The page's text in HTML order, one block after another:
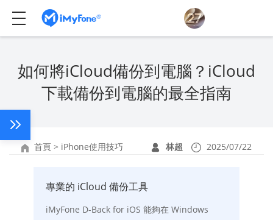
如何將iCloud備份到電腦？iCloud
下載備份到電腦的最全指南
首頁 > iPhone使用技巧 林超 2025/07/22
專業的 iCloud 備份工具
iMyFone D-Back for iOS 能夠在 Windows